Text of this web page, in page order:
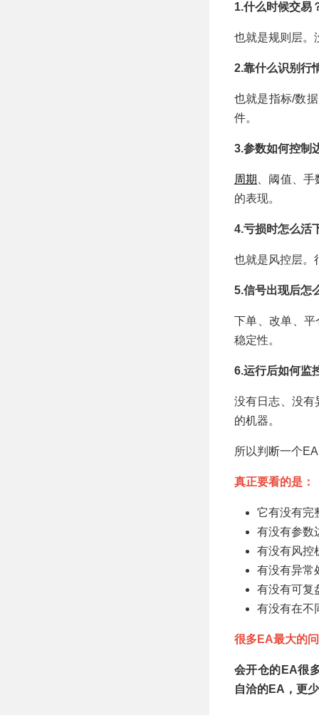
1.什么时候交易
也就是规则层。
2.靠什么识别行
也就是指标/数
件。
3.参数如何控制
周期
、阈值、
的表现。
4.亏损时怎么活
也就是风控层。
5.信号出现后怎
下单、改单、
稳定性。
6.运行后如何监
没有日志、没有
的机器。
所以判断一个
真正要看的是：
它有没有完
有没有参数
有没有风控
有没有异常
有没有可复
有没有在不
很多EA最大的
会开仓的EA很
自洽的EA，更